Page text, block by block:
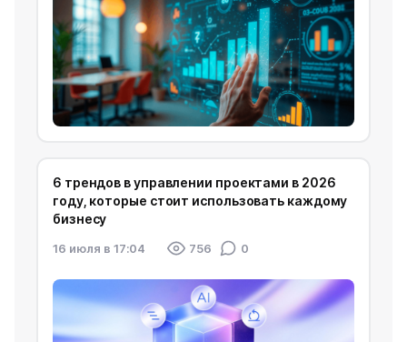
6 трендов в управлении проектами в 2026
году, которые стоит использовать каждому
бизнесу
16 июля в 17:04 756 0